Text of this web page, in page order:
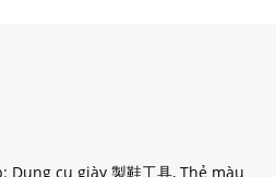
cụ giày 製鞋工具, Thẻ màu